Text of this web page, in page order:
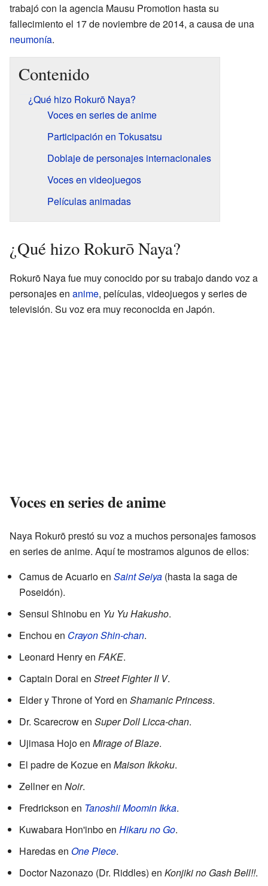
trabajó con la agencia Mausu Promotion hasta su
fallecimiento el 17 de noviembre de 2014, a causa de una
neumonía.
Contenido
¿Qué hizo Rokurō Naya?
Voces en series de anime
Participación en Tokusatsu
Doblaje de personajes internacionales
Voces en videojuegos
Películas animadas
¿Qué hizo Rokurō Naya?
Rokurō Naya fue muy conocido por su trabajo dando voz a
personajes en anime, películas, videojuegos y series de
televisión. Su voz era muy reconocida en Japón.
Voces en series de anime
Naya Rokurō prestó su voz a muchos personajes famosos
en series de anime. Aquí te mostramos algunos de ellos:
Camus de Acuario en Saint Seiya (hasta la saga de
Poseidón).
Sensui Shinobu en Yu Yu Hakusho.
Enchou en Crayon Shin-chan.
Leonard Henry en FAKE.
Captain Dorai en Street Fighter II V.
Elder y Throne of Yord en Shamanic Princess.
Dr. Scarecrow en Super Doll Licca-chan.
Ujimasa Hojo en Mirage of Blaze.
El padre de Kozue en Maison Ikkoku.
Zellner en Noir.
Fredrickson en Tanoshii Moomin Ikka.
Kuwabara Hon'inbo en Hikaru no Go.
Haredas en One Piece.
Doctor Nazonazo (Dr. Riddles) en Konjiki no Gash Bell!!.